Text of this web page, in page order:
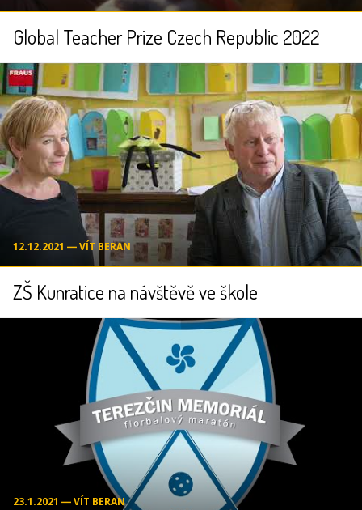
Global Teacher Prize Czech Republic 2022
12.12.2021 ― VÍT BERAN
ZŠ Kunratice na návštěvě ve škole
23.1.2021 ― VÍT BERAN